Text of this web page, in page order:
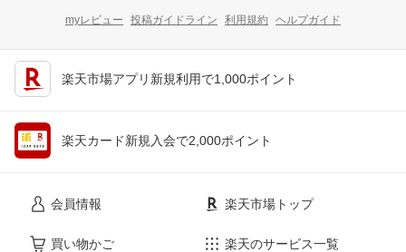
myレビュー 投稿ガイドライン 利用規約 ヘルプガイド
楽天市場アプリ新規利用で1,000ポイント
楽天カード新規入会で2,000ポイント
会員情報
買い物かご
楽天市場トップ
楽天のサービス一覧